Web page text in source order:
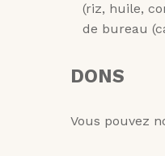
(riz, huile,
de bureau
DONS
Vous pouvez